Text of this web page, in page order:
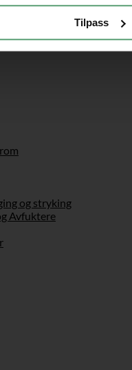
Tilpass
og stryking
Avfuktere